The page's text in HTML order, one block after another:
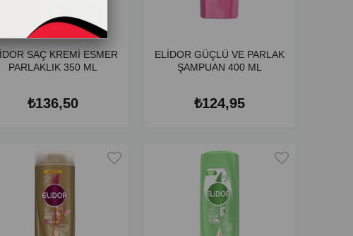
SAÇ KREMİ ESMER
PARLAKLIK 350 ML
₺136,50
ELİDOR GÜÇLÜ VE PARLAK
ŞAMPUAN 400 ML
₺124,95